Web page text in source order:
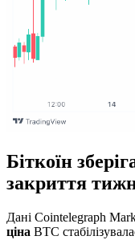
Біткоїн
закриття
Дані Cointelegraph
ціна BTC